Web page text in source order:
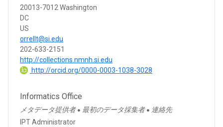
20013-7012 Washington
DC
US
orrellt@si.edu
202-633-2151
http://collections.nmnh.si.edu
http://orcid.org/0000-0003-1038-3028
Informatics Office
メタデータ提供者 ● 最初のデータ採集者 ● 連絡先
IPT Administrator